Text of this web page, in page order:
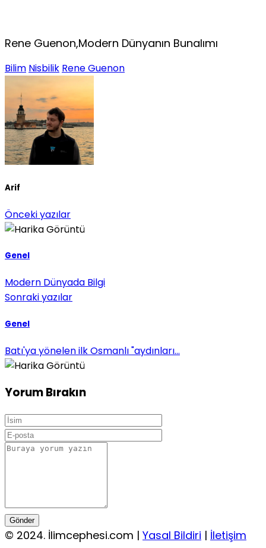
Rene Guenon,Modern Dünyanın Bunalımı
Bilim Nisbilik Rene Guenon
Arif
Önceki yazılar
Genel
Modern Dünyada Bilgi
Sonraki yazılar
Genel
Batı'ya yönelen ilk Osmanlı "aydınları...
Yorum Bırakın
Gönder
© 2024. İlimcephesi.com | Yasal Bildiri | İletişim